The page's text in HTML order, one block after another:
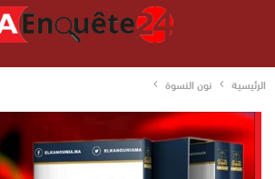
الرئيسية نون النسوة